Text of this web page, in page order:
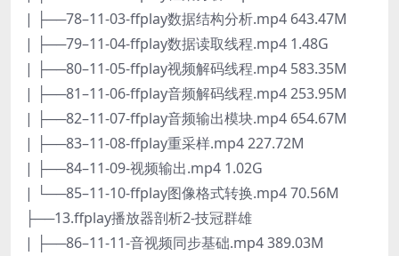
| ├──78–11-03-ffplay数据结构分析.mp4 643.47M
| ├──79–11-04-ffplay数据读取线程.mp4 1.48G
| ├──80–11-05-ffplay视频解码线程.mp4 583.35M
| ├──81–11-06-ffplay音频解码线程.mp4 253.95M
| ├──82–11-07-ffplay音频输出模块.mp4 654.67M
| ├──83–11-08-ffplay重采样.mp4 227.72M
| ├──84–11-09-视频输出.mp4 1.02G
| └──85–11-10-ffplay图像格式转换.mp4 70.56M
├──13.ffplay播放器剖析2-技冠群雄
| ├──86–11-11-音视频同步基础.mp4 389.03M